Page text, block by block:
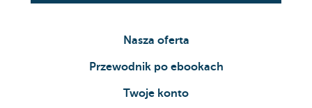
Nasza oferta
Przewodnik po ebookach
Twoje konto